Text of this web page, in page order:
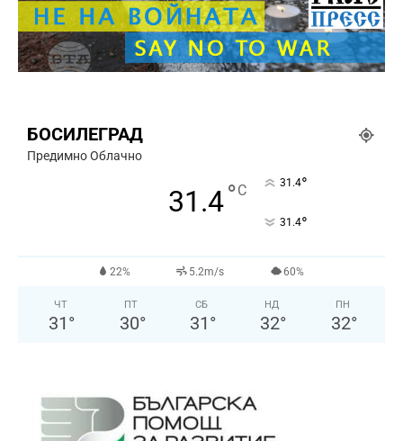
БОСИЛЕГРАД
Предимно Облачно
31.4°C 31.4°
31.4°
22% 5.2m/s 60%
ЧТ
31 °
ПТ
30°
СБ
31 °
НД
32°
ПН
32°